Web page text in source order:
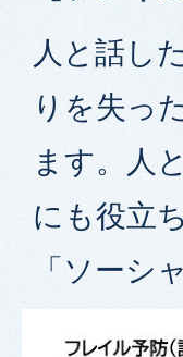
人と話し
りを失っ
ます。人
にも役立
「ソーシ